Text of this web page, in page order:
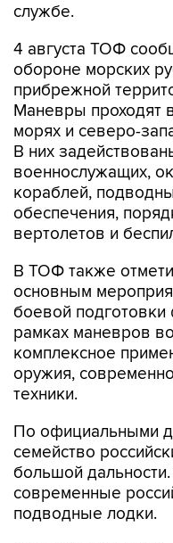
4 августа ТОФ
прибрежной
Маневры проходят
морях и северо-
В них
военнослужащих,
кораблей,
обеспечения,
вертолетов и
В ТОФ также
боевой
рамках маневров
комплексное
оружия,
техники.
По официальными
большой
современные
подводные лодки.
Корвет "Гремящий" -